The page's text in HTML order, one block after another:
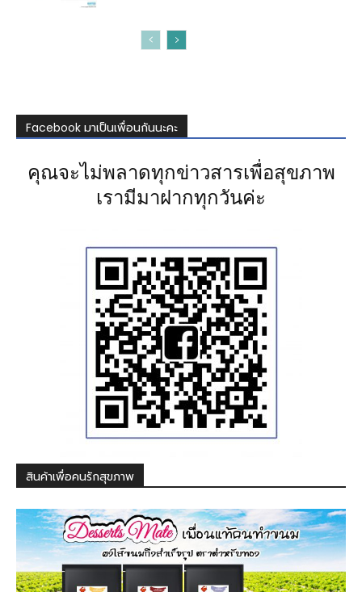
Facebook มาเป็นเพื่อนกันนะคะ
คุณจะไม่พลาดทุกข่าวสารเพื่อสุขภาพ
เรามีมาฝากทุกวันค่ะ
สินค้าเพื่อคนรักสุขภาพ